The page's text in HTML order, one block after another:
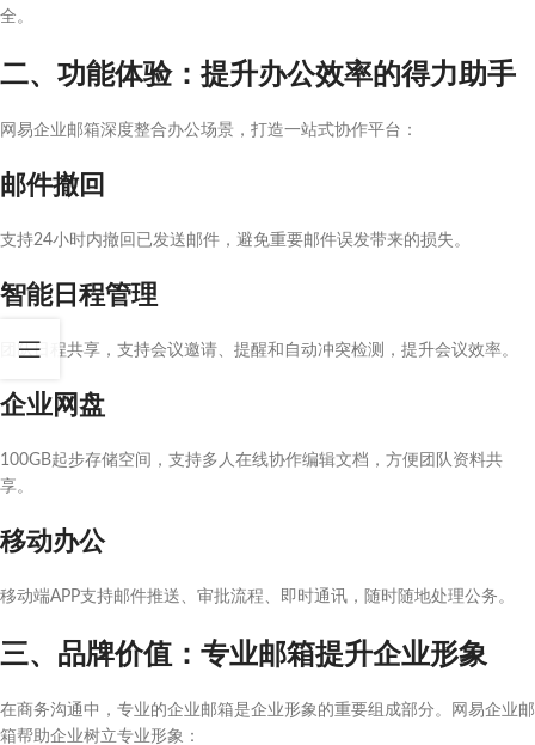
全。
二、功能体验：提升办公效率的得力助手
网易企业邮箱深度整合办公场景，打造一站式协作平台：
邮件撤回
支持24小时内撤回已发送邮件，避免重要邮件误发带来的损失。
智能日程管理
团队日程共享，支持会议邀请、提醒和自动冲突检测，提升会议效率。
企业网盘
100GB起步存储空间，支持多人在线协作编辑文档，方便团队资料共
享。
移动办公
移动端APP支持邮件推送、审批流程、即时通讯，随时随地处理公务。
三、品牌价值：专业邮箱提升企业形象
在商务沟通中，专业的企业邮箱是企业形象的重要组成部分。网易企业邮
箱帮助企业树立专业形象：